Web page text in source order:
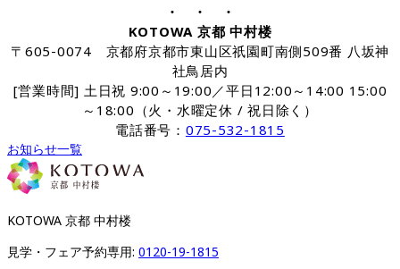
・ ・ ・
KOTOWA 京都 中村楼
〒605-0074 京都府京都市東山区祇園町南側509番 八坂神
社鳥居内
[営業時間] 土日祝 9:00～19:00／平日12:00～14:00 15:00
～18:00（火・水曜定休 / 祝日除く）
電話番号： 075-532-1815
お知らせ一覧
KOTOWA 京都 中村楼
見学・フェア予約専用: 0120-19-1815